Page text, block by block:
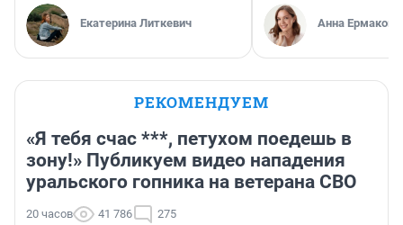
Екатерина Литкевич Анна Ермакова
РЕКОМЕНДУЕМ
«Я тебя счас ***, петухом поедешь в
зону!» Публикуем видео нападения
уральского гопника на ветерана СВО
20 часов 41 786 275